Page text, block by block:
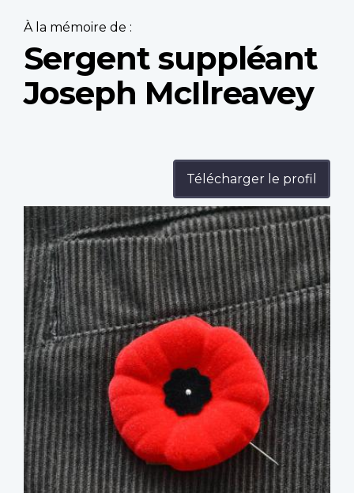
À la mémoire de :
Sergent suppléant
Joseph McIlreavey
Télécharger le profil
Profile
image